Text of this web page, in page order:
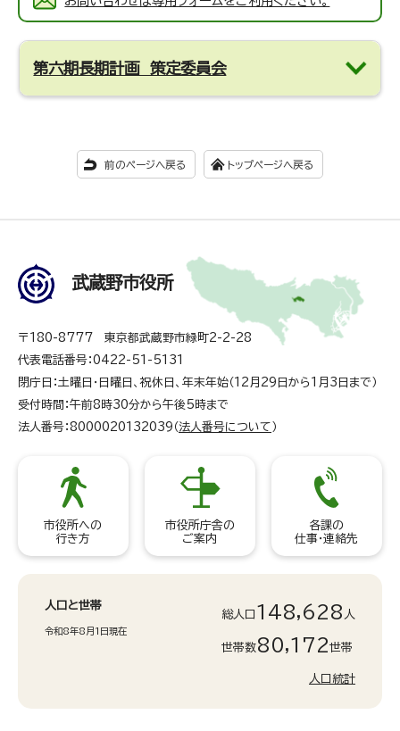
第六期長期計画 策定委員会
前のページへ戻る トップページへ戻る
武蔵野市役所
〒180-8777 東京都武蔵野市緑町2-2-28
代表電話番号：0422-51-5131
閉庁日：土曜日・日曜日、祝休日、年末年始（12月29日から1月3日まで）
受付時間：午前8時30分から午後5時まで
法人番号：8000020132039（ 法人番号について ）
市役所への
行き方
市役所庁舎の
ご案内
各課の
仕事・連絡先
人口と世帯
令和8年8月1日現在
総人口 148,628 人
世帯数80,172世帯
人口統計